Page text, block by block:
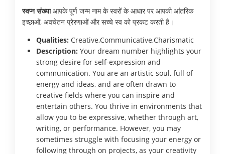
स्वप्न संख्याआपके पूर्ण जन्म नाम के स्वरों के आधार पर आपकी आंतरिक
इच्छाओं, अवचेतन प्रेरणाओं और सच्चे स्व को प्रकट करती है।
Qualities: Creative,Communicative,Charismatic
Description: Your dream number highlights your
strong desire for self-expression and
communication. You are an artistic soul, full of
energy and ideas, and are often drawn to
creative fields where you can inspire and
entertain others. You thrive in environments that
allow you to be expressive, whether through art,
writing, or performance. However, you may
sometimes struggle with focusing your energy or
following through on projects, as your creativity